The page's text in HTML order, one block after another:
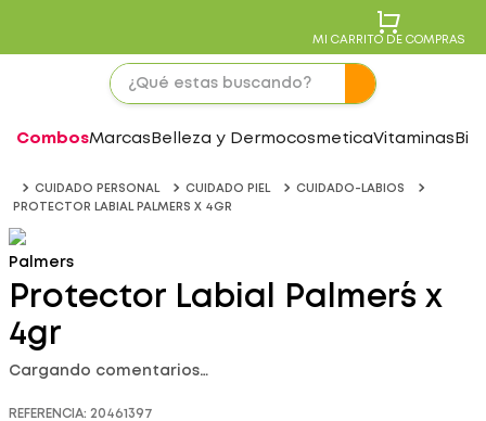
MI CARRITO DE COMPRAS
CombosMarcas Belleza y DermocosmeticaVitaminas
CUIDADO PERSONAL CUIDADO PIEL
CUIDADO-LABIOS
PROTECTOR LABIAL PALMER´S X 4GR
Palmers
Protector Labial Palmer´s x
4gr
Cargando comentarios…
REFERENCIA: 20461397